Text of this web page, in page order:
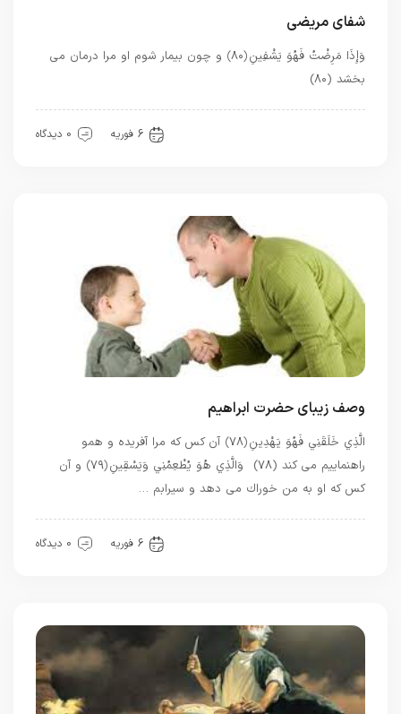
شفای مریضی
وَإِذَا مَرِضْتُ فَهُوَ يَشْفِينِ ﴿۸۰﴾ و چون بيمار شوم او مرا درمان مى
‏بخشد (۸۰)
6 فوریه 0 دیدگاه
وصف زیبای حضرت ابراهیم
الَّذِي خَلَقَنِي فَهُوَ يَهْدِينِ ﴿۷۸﴾ آن كس كه مرا آفريده و همو
راهنماييم مى ‏كند (۷۸) وَالَّذِي هُوَ يُطْعِمُنِي وَيَسْقِينِ ﴿۷۹﴾ و آن
كس كه او به من خوراك مى‏ دهد و سيرابم …
6 فوریه 0 دیدگاه